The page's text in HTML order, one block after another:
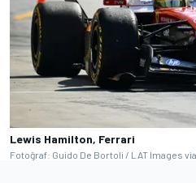
Lewis Hamilton, Ferrari
Fotoğraf: Guido De Bortoli / LAT Images